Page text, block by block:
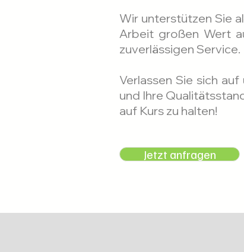
Wir unterstützen Sie
Arbeit großen Wert
zuverlässigen Service.
Verlassen Sie sich
und Ihre
auf Kurs zu halten!
Jetzt anfragen